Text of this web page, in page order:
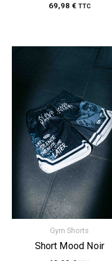
69,98 € TTC
Gym Shorts
Short Mood Noir